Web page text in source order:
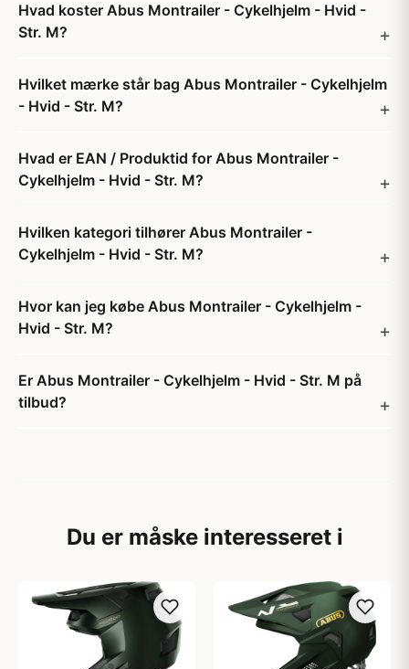
Hvad koster Abus Montrailer - Cykelhjelm - Hvid -
Str. M?
Hvilket mærke står bag Abus Montrailer - Cykelhjelm
- Hvid - Str. M?
Hvad er EAN / Produktid for Abus Montrailer -
Cykelhjelm - Hvid - Str. M?
Hvilken kategori tilhører Abus Montrailer -
Cykelhjelm - Hvid - Str. M?
Hvor kan jeg købe Abus Montrailer - Cykelhjelm -
Hvid - Str. M?
Er Abus Montrailer - Cykelhjelm - Hvid - Str. M på
tilbud?
Du er måske interesseret i